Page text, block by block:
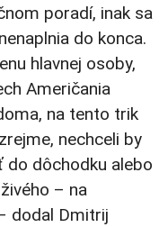
poradí, inak sa
do konca.
hlavnej osoby,
Američania
na tento trik
nechceli by
do dôchodku alebo
– na
dodal Dmitrij